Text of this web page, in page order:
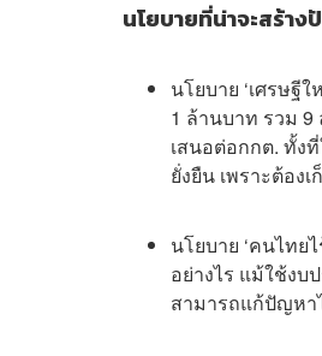
นโยบายที่น่าจะสร้า
นโยบาย ‘เศรษฐี
1 ล้านบาท รวม 9
เสนอต่อกกต. ทั้ง
ยั่งยืน เพราะต้อง
นโยบาย ‘คนไทย
อย่างไร แม้ใช้งบ
สามารถแก้ปัญหา